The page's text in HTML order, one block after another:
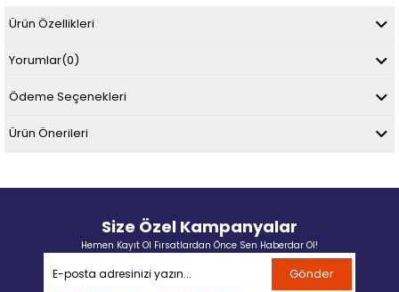
Ürün Özellikleri
Yorumlar(0)
Ödeme Seçenekleri
Ürün Önerileri
Size Özel Kampanyalar
Hemen Kayıt Ol Fırsatlardan Önce Sen Haberdar Ol!
Gönder